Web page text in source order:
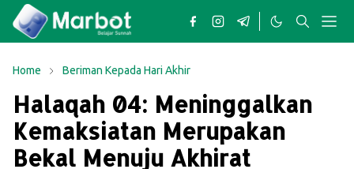
Home Beriman Kepada Hari Akhir
Halaqah 04: Meninggalkan
Kemaksiatan Merupakan
Bekal Menuju Akhirat